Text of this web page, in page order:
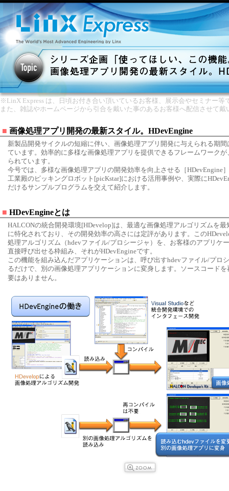
※LinX Express は、日頃お付き合い頂いているお客様、展示会やセミナー等
また、雑誌やホームページから引合を戴いた事のあるお客様へ配信させて戴
■ 画像処理アプリ開発の最新スタイル。HDevEngine
新製品開発サイクルの短縮に伴い、画像処理アプリ開発に与えられる期
ています。効率的に多様な画像処理アプリを提供できるフレームワーク
られています。
今号では、多様な画像処理アプリの開発効率を向上させる［HDevEngine
工業殿のピッキングロボット[picKstar]における活用事例や、実際に
だけるサンプルプログラムを交えて紹介します。
■ HDevEngineとは
HALCONの統合開発環境[HDevelop]は、最適な画像処理アルゴリズムを
に特化されており、その開発効率の高さには定評があります。この
処理アルゴリズム（hdevファイル/プロシージャ）を、お客様のアプリケ
直接呼び出せる枠組み、それがHDevEngineです。
この機能を組み込んだアプリケーションは、呼び出すhdevファイル/プロ
るだけで、別の画像処理アプリケーションに変身します。ソースコード
要はありません。